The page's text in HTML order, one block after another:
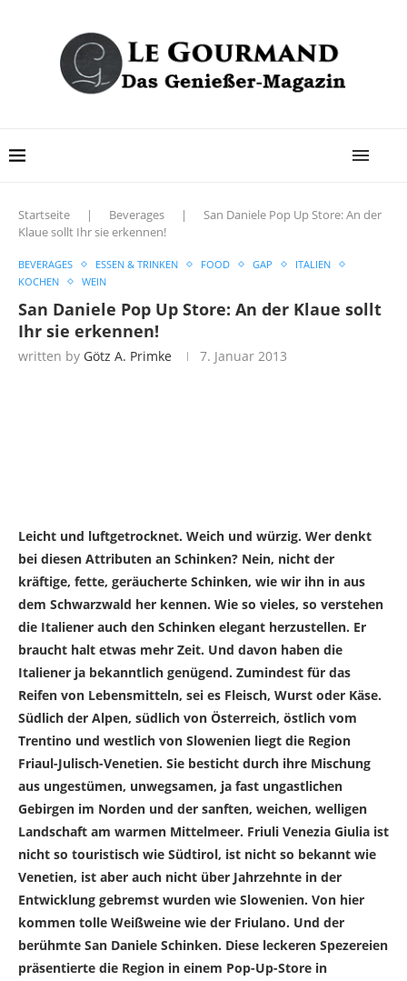
Startseite | Beverages |
San Daniele Pop Up Store: An der
Klaue sollt Ihr sie erkennen!
BEVERAGES ESSEN & TRINKEN FOOD GAP
ITALIEN
KOCHEN
WEIN
San Daniele Pop Up Store: An der Klaue sollt
Ihr sie erkennen!
written by Götz A. Primke 7. Januar 2013
Leicht und luftgetrocknet. Weich und würzig. Wer denkt
bei diesen Attributen an Schinken? Nein, nicht der
kräftige, fette, geräucherte Schinken, wie wir ihn in aus
dem Schwarzwald her kennen. Wie so vieles, so verstehen
die Italiener auch den Schinken elegant herzustellen. Er
braucht halt etwas mehr Zeit. Und davon haben die
Italiener ja bekanntlich genügend. Zumindest für das
Reifen von Lebensmitteln, sei es Fleisch, Wurst oder Käse.
Südlich der Alpen, südlich von Österreich, östlich vom
Trentino und westlich von Slowenien liegt die Region
Friaul-Julisch-Venetien. Sie besticht durch ihre Mischung
aus ungestümen, unwegsamen, ja fast ungastlichen
Gebirgen im Norden und der sanften, weichen, welligen
Landschaft am warmen Mittelmeer. Friuli Venezia Giulia ist
nicht so touristisch wie Südtirol, ist nicht so bekannt wie
Venetien, ist aber auch nicht über Jahrzehnte in der
Entwicklung gebremst wurden wie Slowenien. Von hier
kommen tolle Weißweine wie der Friulano. Und der
berühmte San Daniele Schinken. Diese leckeren Spezereien
präsentierte die Region in einem Pop-Up-Store in